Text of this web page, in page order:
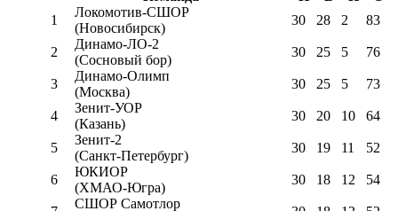
1
Локомотив-CШОР
(Новосибирск)
30 28 2 83
2
Динамо-ЛО-2
(Сосновый бор)
30 25 5 76
3
Динамо-Олимп
(Москва)
30 25 5 73
4
Зенит-УОР
(Казань)
30 20 10 64
5
Зенит-2
(Санкт-Петербург)
30 19 11 52
6
ЮКИОР
(ХМАО-Югра)
30 18 12 54
СШОР Самотлор